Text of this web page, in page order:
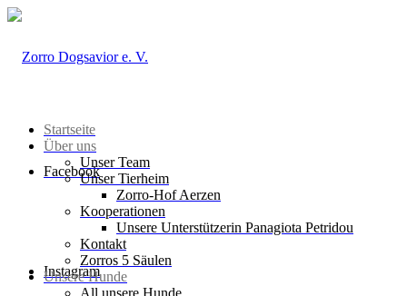
Facebook
Instagram
Startseite
Über uns
Unser Team
Unser Tierheim
Zorro-Hof Aerzen
Kooperationen
Unsere Unterstützerin Panagiota Petridou
Kontakt
Zorros 5 Säulen
Unsere Hunde
All unsere Hunde